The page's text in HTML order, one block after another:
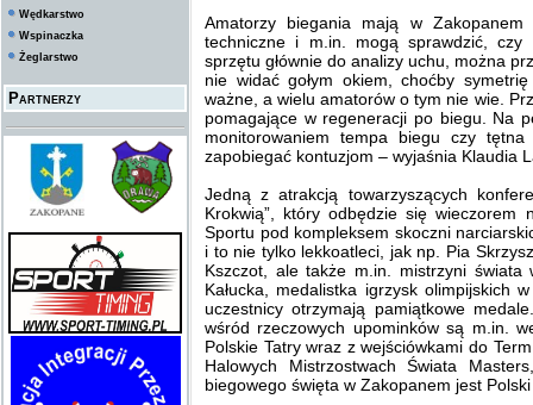
Wędkarstwo
Wspinaczka
Żeglarstwo
Partnerzy
Amatorzy biegania mają w
techniczne i m.in. mogą sprawdzić, czy
sprzętu głównie do analizy uchu, można
nie widać gołym okiem, choćby
ważne, a wielu amatorów o tym nie wie.
pomagające w regeneracji po biegu. Na
monitorowaniem tempa biegu czy
zapobiegać kontuzjom – wyjaśnia Klaudia
Jedną z atrakcją towarzyszących
Krokwią”, który odbędzie się wieczorem
Sportu pod kompleksem skoczni
i to nie tylko lekkoatleci, jak np. Pia
Kszczot, ale także m.in. mistrzyni świata
Kałucka, medalistka igrzysk olimpijskich
uczestnicy otrzymają pamiątkowe
wśród rzeczowych upominków są m.in.
Polskie Tatry wraz z wejściówkami do
Halowych Mistrzostwach Świata
biegowego święta w Zakopanem jest